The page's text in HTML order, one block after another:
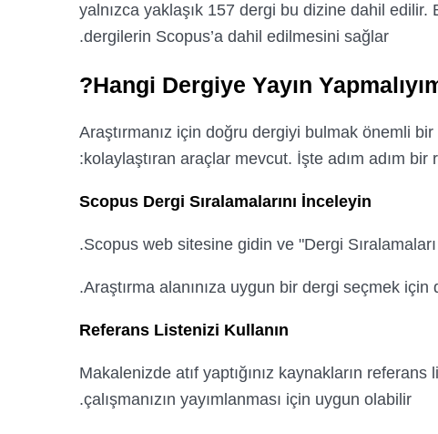
yalnızca yaklaşık 157 dergi bu dizine dahil
dergilerin Scopus’a dahil edilmesini sağlar.
Hangi Dergiye Yayın
Araştırmanız için doğru dergiyi bulmak önemli
kolaylaştıran araçlar mevcut. İşte adım adım bir
Scopus Dergi Sıralamalarını İnceleyin
Scopus web sitesine gidin ve "Dergi
Araştırma alanınıza uygun bir dergi seçmek için
Referans Listenizi Kullanın
Makalenizde atıf yaptığınız kaynakların
çalışmanızın yayımlanması için uygun olabilir.